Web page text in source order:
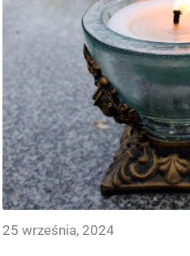
25 września, 2024